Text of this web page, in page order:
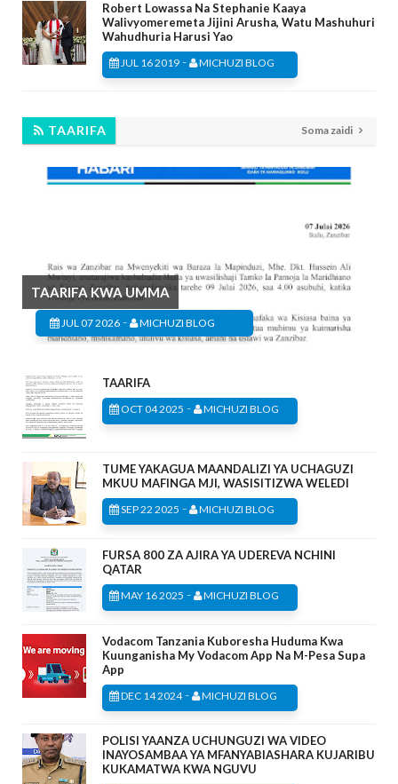
Robert Lowassa Na Stephanie Kaaya
Walivyomeremeta Jijini Arusha, Watu Mashuhuri
Wahudhuria Harusi Yao
JUL 16 2019 - MICHUZI BLOG
TAARIFA Soma zaidi
TAARIFA KWA UMMA
JUL 07 2026 - MICHUZI BLOG
TAARIFA
OCT 04 2025 - MICHUZI BLOG
TUME YAKAGUA MAANDALIZI YA UCHAGUZI
MKUU MAFINGA MJI, WASISITIZWA WELEDI
SEP 22 2025 - MICHUZI BLOG
FURSA 800 ZA AJIRA YA UDEREVA NCHINI
QATAR
MAY 16 2025 - MICHUZI BLOG
Vodacom Tanzania Kuboresha Huduma Kwa
Kuunganisha My Vodacom App Na M-Pesa Supa
App
DEC 14 2024- MICHUZI BLOG
POLISI YAANZA UCHUNGUZI WA VIDEO
INAYOSAMBAA YA MFANYABIASHARA KUJARIBU
KUKAMATWA KWA NGUVU